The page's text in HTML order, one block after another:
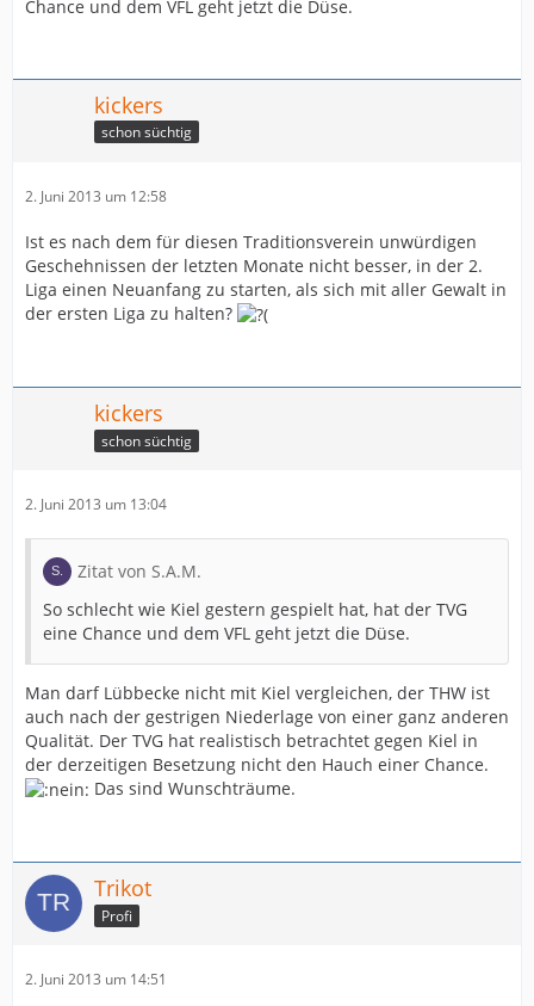
Chance und dem VFL geht jetzt die Düse.
kickers
schon süchtig
2. Juni 2013 um 12:58
Ist es nach dem für diesen Traditionsverein unwürdigen
Geschehnissen der letzten Monate nicht besser, in der 2.
Liga einen Neuanfang zu starten, als sich mit aller Gewalt in
der ersten Liga zu halten?
kickers
schon süchtig
2. Juni 2013 um 13:04
Zitat von S.A.M.
So schlecht wie Kiel gestern gespielt hat, hat der TVG
eine Chance und dem VFL geht jetzt die Düse.
Man darf Lübbecke nicht mit Kiel vergleichen, der THW ist
auch nach der gestrigen Niederlage von einer ganz anderen
Qualität. Der TVG hat realistisch betrachtet gegen Kiel in
der derzeitigen Besetzung nicht den Hauch einer Chance.
Das sind Wunschträume.
Trikot
Profi
2. Juni 2013 um 14:51